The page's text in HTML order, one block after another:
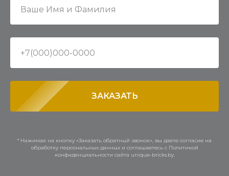
ЗАКАЗАТЬ
* Нажимая на кнопку «Заказать обратный звонок», вы даете согласие на
обработку персональных данных и соглашаетесь c Политикой
конфиденциальности сайта unique-bricks.by.